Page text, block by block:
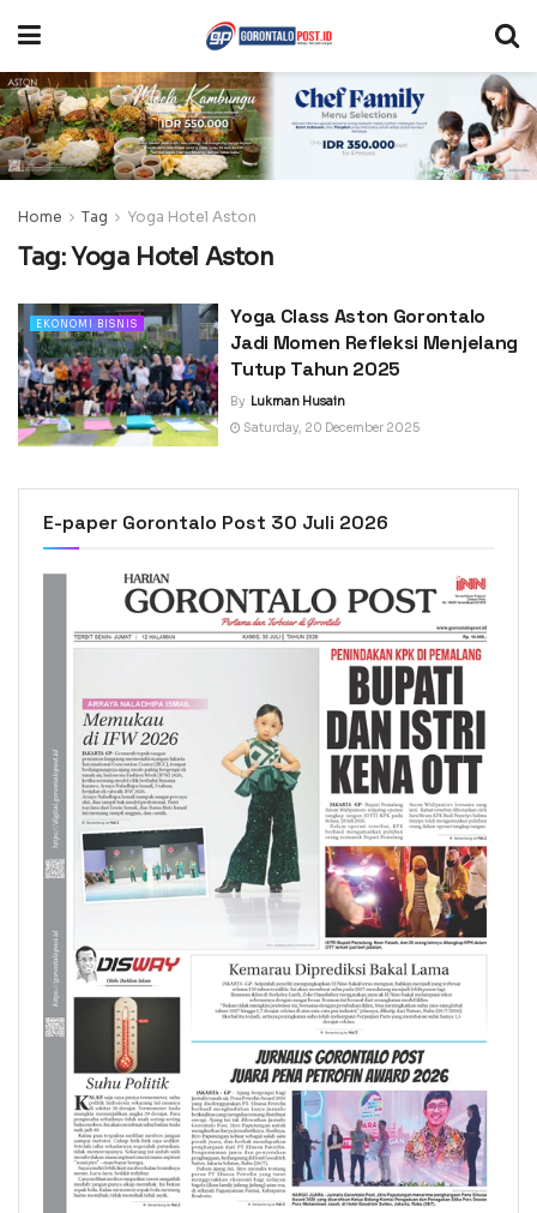
Home Tag Yoga Hotel Aston
Tag:Yoga Hotel Aston
EKONOMI BISNIS
Yoga Class Aston Gorontalo
Jadi Momen Refleksi Menjelang
Tutup Tahun 2025
By Lukman Husain
Saturday, 20 December 2025
E-paper Gorontalo Post 30 Juli 2026